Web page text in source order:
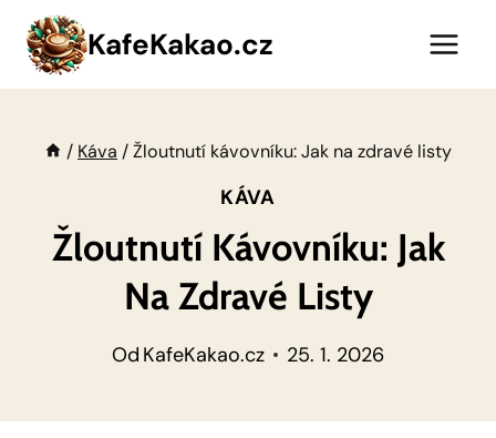
Přeskočit
obsah
KafeKakao.cz
/ Káva /Žloutnutí kávovníku: Jak na zdravé listy
KÁVA
Žloutnutí Kávovníku: Jak
Na Zdravé Listy
Od KafeKakao.cz 25. 1. 2026